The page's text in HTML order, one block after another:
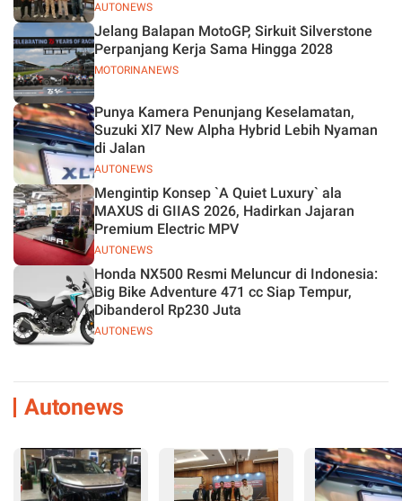
AUTONEWS
MOTORINANEWS
Jelang Balapan MotoGP, Sirkuit Silverstone
Perpanjang Kerja Sama Hingga 2028
AUTONEWS
Punya Kamera Penunjang Keselamatan,
Suzuki Xl7 New Alpha Hybrid Lebih Nyaman
di Jalan
AUTONEWS
Mengintip Konsep `A Quiet Luxury` ala
MAXUS di GIIAS 2026, Hadirkan Jajaran
Premium Electric MPV
AUTONEWS
Honda NX500 Resmi Meluncur di Indonesia:
Big Bike Adventure 471 cc Siap Tempur,
Dibanderol Rp230 Juta
Autonews